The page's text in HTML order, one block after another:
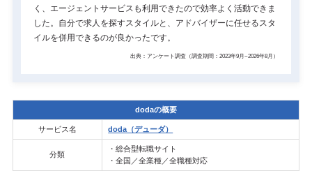
く、エージェントサービスも利用できたので効率よく活動できま
した。自分で求人を探すスタイルと、アドバイザーに任せるスタ
イルを併用できるのが良かったです。
出典：アンケート調査（調査期間：2023年9月~2026年8月）
dodaの概要
サービス名 doda（デューダ）
分類
・総合型転職サイト
・全国／全業種／全職種対応